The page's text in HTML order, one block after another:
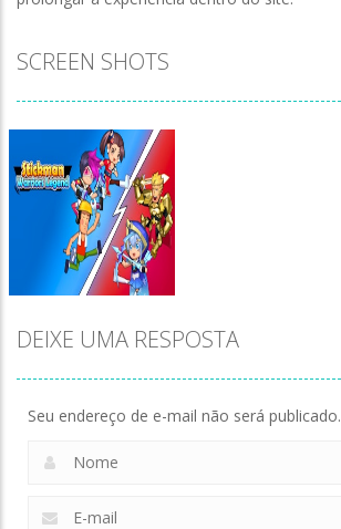
SCREEN SHOTS
DEIXE UMA RESPOSTA
Seu endereço de e-mail não será publicado.